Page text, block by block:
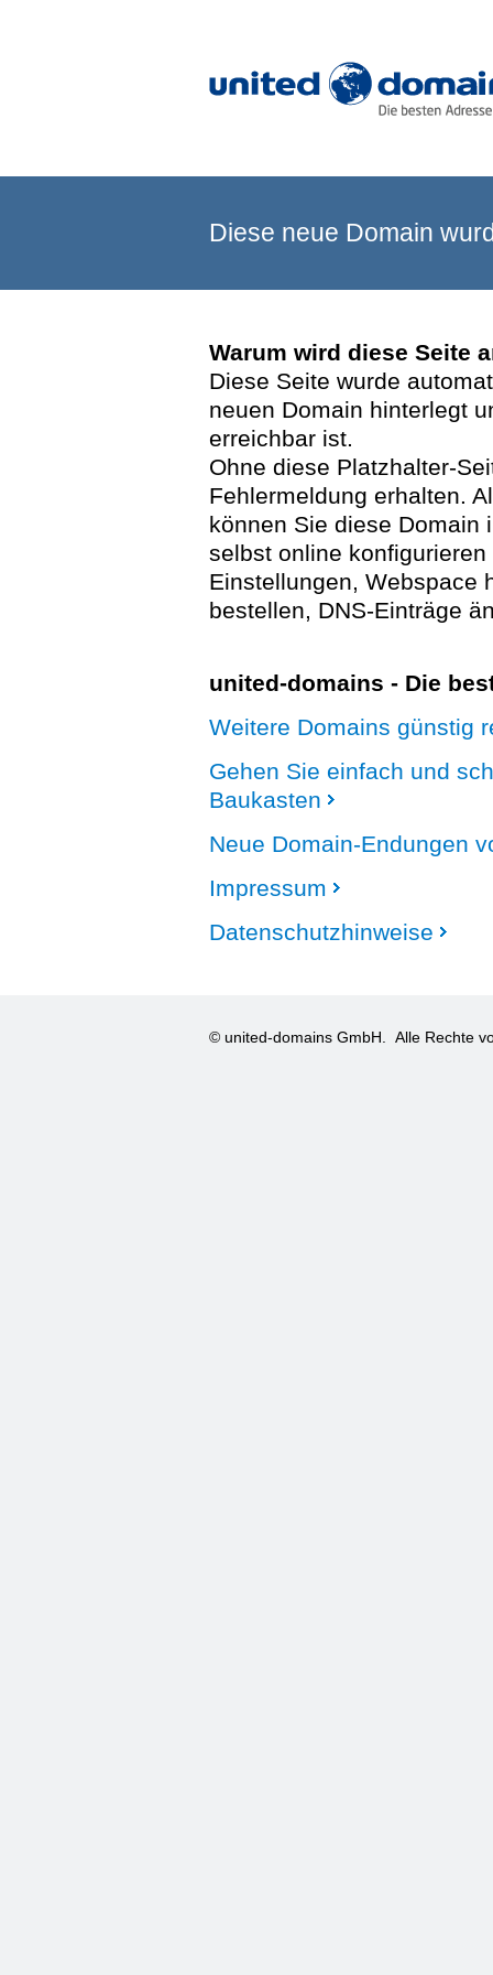
Diese neue Domain
Warum wird diese Seite
Diese Seite wurde
neuen Domain hinterlegt
erreichbar ist.
Ohne diese Platzhalter-
Fehlermeldung erhalten.
können Sie diese Domain
selbst online
Einstellungen, Webspace
bestellen, DNS-Einträge
united-domains - Die
Weitere Domains günstig
Gehen Sie einfach und
Baukasten
Neue Domain-Endungen
Impressum
Datenschutzhinweise
© united-domains GmbH. Alle Rechte